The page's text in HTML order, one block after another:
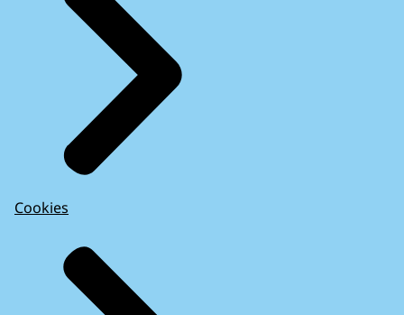
Cookies